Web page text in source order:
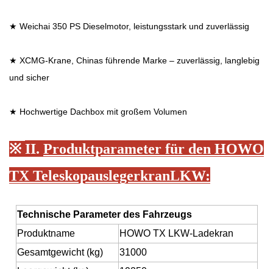
★ Weichai 350 PS Dieselmotor, leistungsstark und zuverlässig
★ XCMG-Krane, Chinas führende Marke – zuverlässig, langlebig
und sicher
★ Hochwertige Dachbox mit großem Volumen
※ II. Produktparameter für den HOWO
TX TeleskopauslegerkranLKW:
Technische Parameter des Fahrzeugs
Produktname
HOWO TX LKW-Ladekran
Gesamtgewicht (kg)
31000